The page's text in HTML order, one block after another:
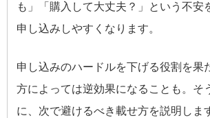
も」「購入して大丈夫？」という不安
申し込みしやすくなります。
申し込みのハードルを下げる役割を果
方によっては逆効果になることも。そ
に、次で避けるべき載せ方を説明しま